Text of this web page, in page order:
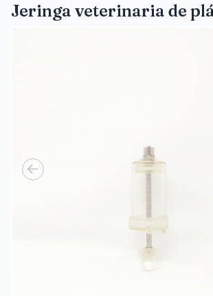
Jeringa veterinaria de